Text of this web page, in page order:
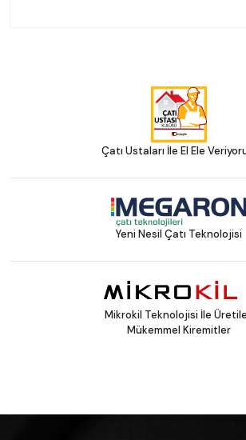
Çatı Ustaları İle El Ele
Yeni Nesil Çatı Teknolojisi
Mikrokil Teknolojisi İle
Mükemmel Kiremitler